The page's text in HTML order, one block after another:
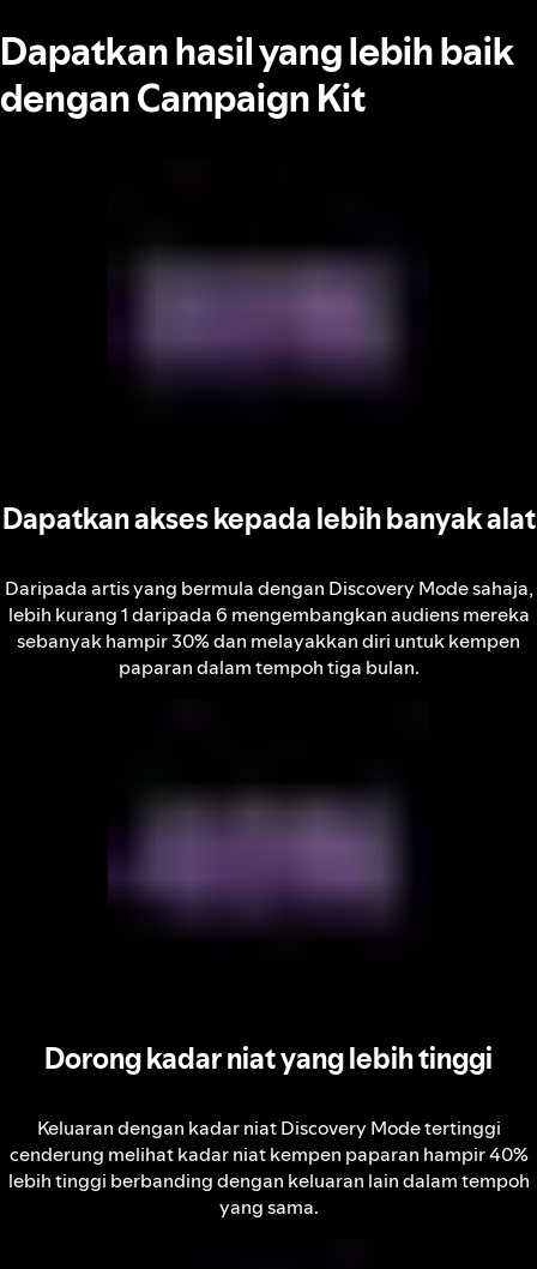
Dapatkan hasil yang lebih baik
dengan Campaign Kit
Dapatkan akses kepada lebih banyak alat
Daripada artis yang bermula dengan Discovery Mode sahaja,
lebih kurang 1 daripada 6 mengembangkan audiens mereka
sebanyak hampir 30% dan melayakkan diri untuk kempen
paparan dalam tempoh tiga bulan.
Dorong kadar niat yang lebih tinggi
Keluaran dengan kadar niat Discovery Mode tertinggi
cenderung melihat kadar niat kempen paparan hampir 40%
lebih tinggi berbanding dengan keluaran lain dalam tempoh
yang sama.